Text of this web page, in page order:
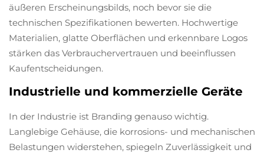
äußeren Erscheinungsbilds, noch bevor sie die
technischen Spezifikationen bewerten. Hochwertige
Materialien, glatte Oberflächen und erkennbare Logos
stärken das Verbrauchervertrauen und beeinflussen
Kaufentscheidungen.
Industrielle und kommerzielle Geräte
In der Industrie ist Branding genauso wichtig.
Langlebige Gehäuse, die korrosions- und mechanischen
Belastungen widerstehen, spiegeln Zuverlässigkeit und